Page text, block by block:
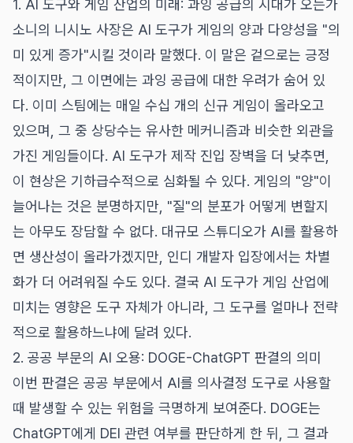
1. AI 도구와 게임 산업의 미래: 과잉 공급의 시대가 오는가
소니의 니시노 사장은 AI 도구가 게임의 양과 다양성을 "의
미 있게 증가"시킬 것이라 말했다. 이 말은 겉으로는 긍정
적이지만, 그 이면에는 과잉 공급에 대한 우려가 숨어 있
다. 이미 스팀에는 매일 수십 개의 신규 게임이 올라오고
있으며, 그 중 상당수는 유사한 메커니즘과 비슷한 외관을
가진 게임들이다. AI 도구가 제작 진입 장벽을 더 낮추면,
이 현상은 기하급수적으로 심화될 수 있다. 게임의 "양"이
늘어나는 것은 분명하지만, "질"의 분포가 어떻게 변할지
는 아무도 장담할 수 없다. 대규모 스튜디오가 AI를 활용하
면 생산성이 올라가겠지만, 인디 개발자 입장에서는 차별
화가 더 어려워질 수도 있다. 결국 AI 도구가 게임 산업에
미치는 영향은 도구 자체가 아니라, 그 도구를 얼마나 전략
적으로 활용하느냐에 달려 있다.
2. 공공 부문의 AI 오용: DOGE-ChatGPT 판결의 의미
이번 판결은 공공 부문에서 AI를 의사결정 도구로 사용할
때 발생할 수 있는 위험을 극명하게 보여준다. DOGE는
ChatGPT에게 DEI 관련 여부를 판단하게 한 뒤, 그 결과